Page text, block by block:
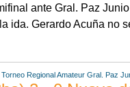
ante Gral. Paz
ida. Gerardo Acuña no
Torneo Regional Amateur Gral. Paz